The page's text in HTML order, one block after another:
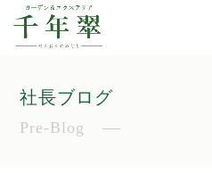
社長ブログ
Pre-Blog